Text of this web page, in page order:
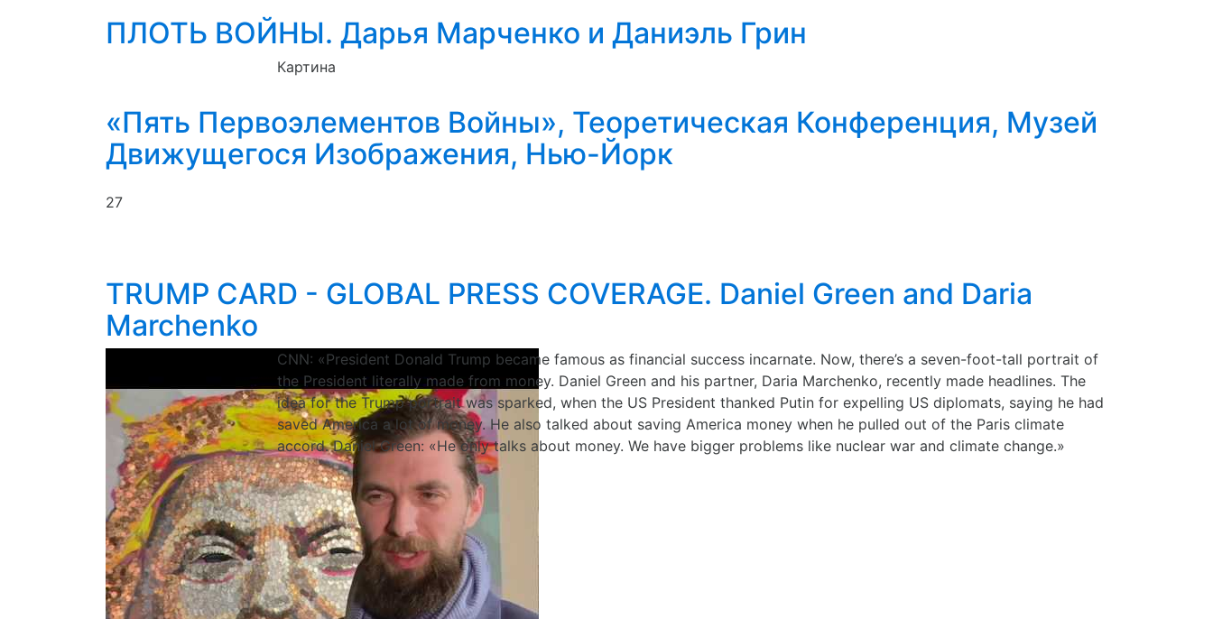
ПЛОТЬ ВОЙНЫ. Дарья Марченко и Даниэль Грин
Картина
«Пять Первоэлементов Войны», Теоретическaя Конференция, Музей
Движущегося Изображения, Нью-Йорк
27
TRUMP CARD - GLOBAL PRESS COVERAGE. Daniel Green and Daria
Marchenko
CNN: «President Donald Trump became famous as financial success incarnate. Now, there’s a seven-foot-tall portrait of
the President literally made from money. Daniel Green and his partner, Daria Marchenko, recently made headlines. The
idea for the Trump portrait was sparked, when the US President thanked Putin for expelling US diplomats, saying he had
saved America a lot of money. He also talked about saving America money when he pulled out of the Paris climate
accord. Daniel Green: «He only talks about money. We have bigger problems like nuclear war and climate change.»